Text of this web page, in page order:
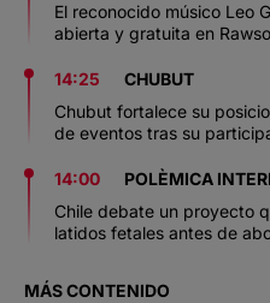
El reconocido músico Leo
abierta y gratuita en
14:25
CHUBUT
Chubut fortalece su
de eventos tras su
14:00
POLÈMICA
Chile debate un proyecto
latidos fetales antes de
MÁS CONTENIDO